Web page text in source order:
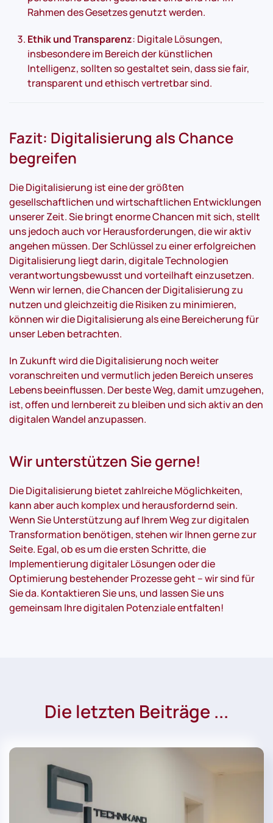
Rahmen des Gesetzes genutzt werden.
Ethik und Transparenz: Digitale Lösungen,
insbesondere im Bereich der künstlichen
Intelligenz, sollten so gestaltet sein, dass sie fair,
transparent und ethisch vertretbar sind.
Fazit: Digitalisierung als Chance
begreifen
Die Digitalisierung ist eine der größten
gesellschaftlichen und wirtschaftlichen Entwicklungen
unserer Zeit. Sie bringt enorme Chancen mit sich, stellt
uns jedoch auch vor Herausforderungen, die wir aktiv
angehen müssen. Der Schlüssel zu einer erfolgreichen
Digitalisierung liegt darin, digitale Technologien
verantwortungsbewusst und vorteilhaft einzusetzen.
Wenn wir lernen, die Chancen der Digitalisierung zu
nutzen und gleichzeitig die Risiken zu minimieren,
können wir die Digitalisierung als eine Bereicherung für
unser Leben betrachten.
In Zukunft wird die Digitalisierung noch weiter
voranschreiten und vermutlich jeden Bereich unseres
Lebens beeinflussen. Der beste Weg, damit umzugehen,
ist, offen und lernbereit zu bleiben und sich aktiv an den
digitalen Wandel anzupassen.
Wir unterstützen Sie gerne!
Die Digitalisierung bietet zahlreiche Möglichkeiten,
kann aber auch komplex und herausfordernd sein.
Wenn Sie Unterstützung auf Ihrem Weg zur digitalen
Transformation benötigen, stehen wir Ihnen gerne zur
Seite. Egal, ob es um die ersten Schritte, die
Implementierung digitaler Lösungen oder die
Optimierung bestehender Prozesse geht – wir sind für
Sie da. Kontaktieren Sie uns, und lassen Sie uns
gemeinsam Ihre digitalen Potenziale entfalten!
Die letzten Beiträge ...